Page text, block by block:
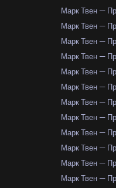
Марк Твен —
Марк Твен —
Марк Твен —
Марк Твен —
Марк Твен —
Марк Твен —
Марк Твен —
Марк Твен —
Марк Твен —
Марк Твен —
Марк Твен —
Марк Твен —